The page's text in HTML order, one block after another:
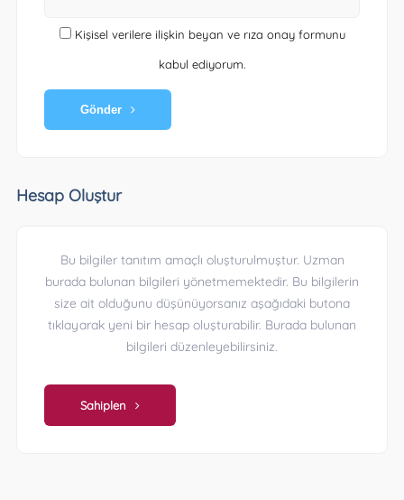
Kişisel verilere ilişkin beyan ve rıza onay formunu
kabul ediyorum.
Gönder
Hesap Oluştur
Bu bilgiler tanıtım amaçlı oluşturulmuştur. Uzman
burada bulunan bilgileri yönetmemektedir. Bu bilgilerin
size ait olduğunu düşünüyorsanız aşağıdaki butona
tıklayarak yeni bir hesap oluşturabilir. Burada bulunan
bilgileri düzenleyebilirsiniz.
Sahiplen